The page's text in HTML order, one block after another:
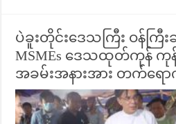
ပဲခူးတိုင်းဒေသကြီး ဝန်ကြီး
MSMEs ဒေသထုတ်ကုန် ကု
အခမ်းအနားအား တက်ရေ